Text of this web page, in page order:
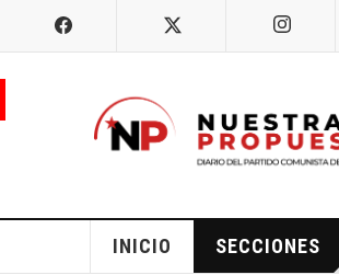
INICIO SECCIONES